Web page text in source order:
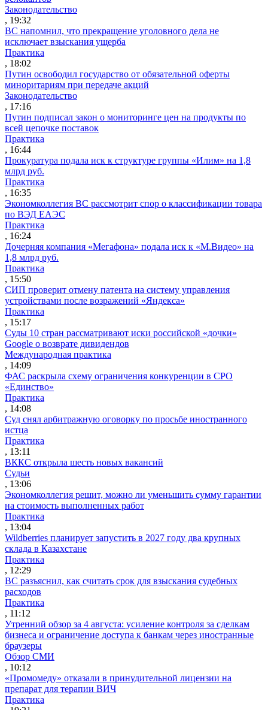
Законодательство
, 19:32
ВС напомнил, что прекращение уголовного дела не
исключает взыскания ущерба
Практика
, 18:02
Путин освободил государство от обязательной оферты
миноритариям при передаче акций
Законодательство
, 17:16
Путин подписал закон о мониторинге цен на продукты по
всей цепочке поставок
Практика
, 16:44
Прокуратура подала иск к структуре группы «Илим» на 1,8
млрд руб.
Практика
, 16:35
Экономколлегия ВС рассмотрит спор о классификации товара
по ВЭД ЕАЭС
Практика
, 16:24
Дочерняя компания «Мегафона» подала иск к «М.Видео» на
1,8 млрд руб.
Практика
, 15:50
СИП проверит отмену патента на систему управления
устройствами после возражений «Яндекса»
Практика
, 15:17
Суды 10 стран рассматривают иски российской «дочки»
Google о возврате дивидендов
Международная практика
, 14:09
ФАС раскрыла схему ограничения конкуренции в СРО
«Единство»
Практика
, 14:08
Суд снял арбитражную оговорку по просьбе иностранного
истца
Практика
, 13:11
ВККС открыла шесть новых вакансий
Судьи
, 13:06
Экономколлегия решит, можно ли уменьшить сумму гарантии
на стоимость выполненных работ
Практика
, 13:04
Wildberries планирует запустить в 2027 году два крупных
склада в Казахстане
Практика
, 12:29
ВС разъяснил, как считать срок для взыскания судебных
расходов
Практика
, 11:12
Утренний обзор за 4 августа: усиление контроля за сделкам
бизнеса и ограничение доступа к банкам через иностранные
браузеры
Обзор СМИ
, 10:12
«Промомеду» отказали в принудительной лицензии на
препарат для терапии ВИЧ
Практика